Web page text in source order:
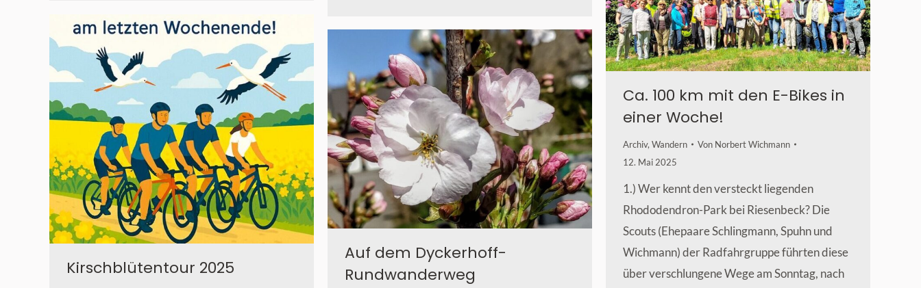
Ca. 100 km mit den E-Bikes in
einer Woche!
Archiv, Wandern Von Norbert Wichmann
12. Mai 2025
1.) Wer kennt den versteckt liegenden
Rhododendron-Park bei Riesenbeck? Die
Scouts (Ehepaare Schlingmann, Spuhn und
Wichmann) der Radfahrgruppe führten diese
über verschlungene Wege am Sonntag, nach
Kirschblütentour 2025
Auf dem Dyckerhoff-
Rundwanderweg